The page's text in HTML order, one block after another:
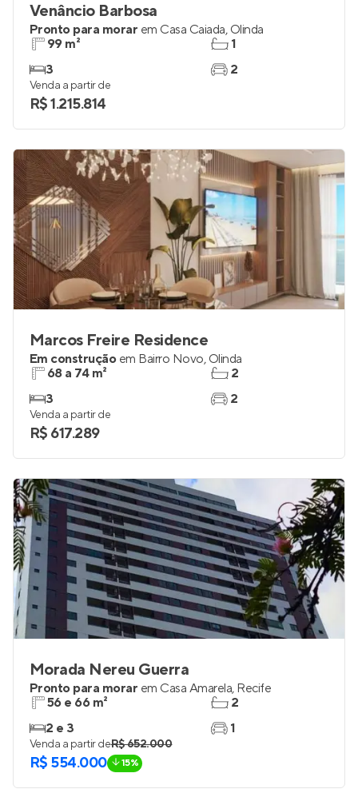
Venâncio Barbosa
Pronto para morar em Casa Caiada, Olinda
99 m²
3
1
2
Venda a partir de
R$ 1.215.814
Marcos Freire Residence
Em construção em Bairro Novo, Olinda
68 a 74 m²
3
2
2
Venda a partir de
R$ 617.289
Morada Nereu Guerra
Pronto para morar em Casa Amarela, Recife
56 e 66 m²
2 e 3
2
1
Venda a partir deR$ 652.000
R$ 554.000 15%